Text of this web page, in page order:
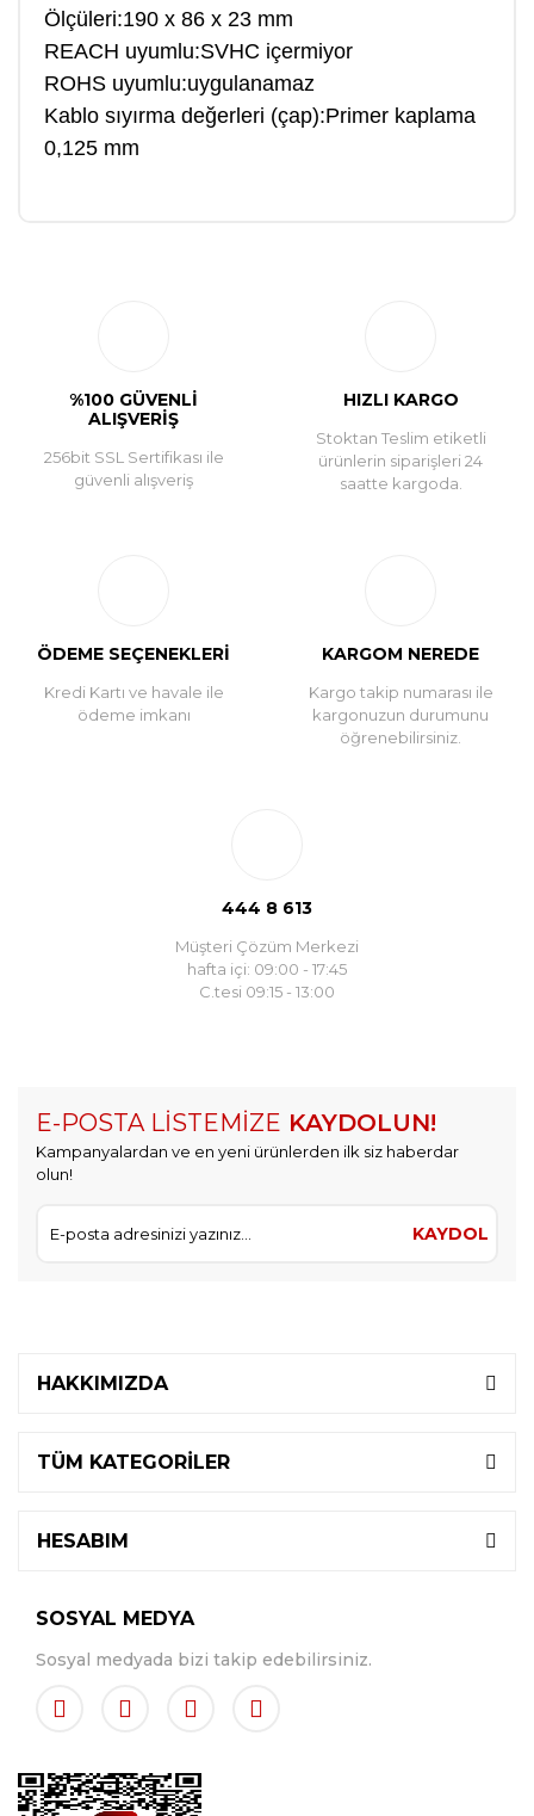
Ölçüleri:190 x 86 x 23 mm
REACH uyumlu:SVHC içermiyor
ROHS uyumlu:uygulanamaz
Kablo sıyırma değerleri (çap):Primer kaplama
0,125 mm
%100 GÜVENLİ
ALIŞVERİŞ
256bit SSL Sertifikası ile
güvenli alışveriş
HIZLI KARGO
Stoktan Teslim etiketli
ürünlerin siparişleri 24
saatte kargoda.
ÖDEME SEÇENEKLERİ
Kredi Kartı ve havale ile
ödeme imkanı
KARGOM NEREDE
Kargo takip numarası ile
kargonuzun durumunu
öğrenebilirsiniz.
444 8 613
Müşteri Çözüm Merkezi
hafta içi: 09:00 - 17:45
C.tesi 09:15 - 13:00
E-POSTA LİSTEMİZE KAYDOLUN!
Kampanyalardan ve en yeni ürünlerden ilk siz haberdar
olun!
KAYDOL
HAKKIMIZDA
TÜM KATEGORİLER
HESABIM
SOSYAL MEDYA
Sosyal medyada bizi takip edebilirsiniz.